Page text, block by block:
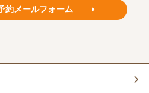
約メールフォーム